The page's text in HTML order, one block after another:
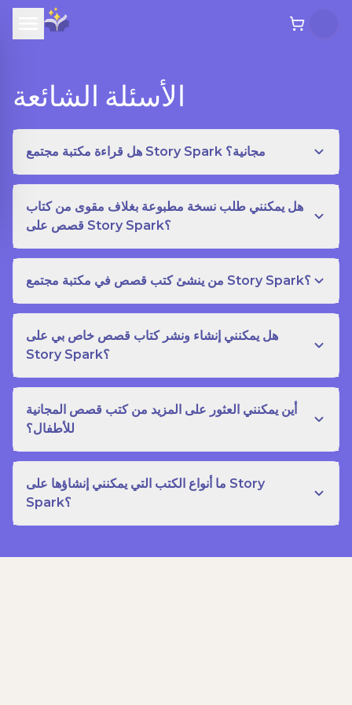
الأسئلة الشائعة
هل قراءة مكتبة مجتمع Story Spark مجانية؟
هل يمكنني طلب نسخة مطبوعة بغلاف مقوى من كتاب
قصص على Story Spark؟
من ينشئ كتب قصص في مكتبة مجتمع Story Spark؟
هل يمكنني إنشاء ونشر كتاب قصص خاص بي على
Story Spark؟
أين يمكنني العثور على المزيد من كتب قصص المجانية
للأطفال؟
ما أنواع الكتب التي يمكنني إنشاؤها على Story
Spark؟